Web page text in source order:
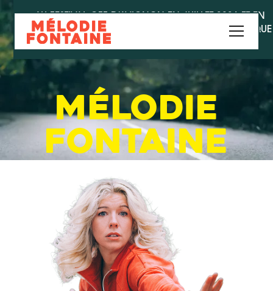
AU FESTIVAL OFF D'AVIGNON EN JUILLET 2026 ET EN
TOURNÉE DANS TOUTE LA FRANCE, SUISSE ET BELGIQUE
MÉLODIE
FONTAINE